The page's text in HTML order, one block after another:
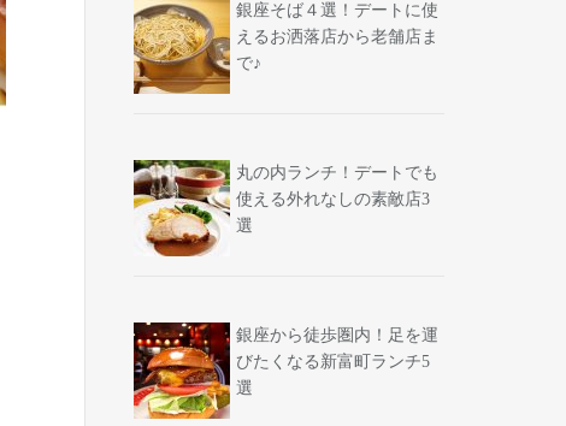
銀座そば４選！デートに使
えるお洒落店から老舗店ま
で♪
丸の内ランチ！デートでも
使える外れなしの素敵店3
選
銀座から徒歩圏内！足を運
びたくなる新富町ランチ5
選